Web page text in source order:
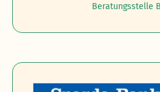
Beratungsstelle